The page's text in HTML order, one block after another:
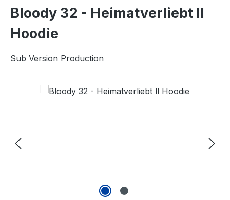
Bloody 32 - Heimatverliebt ll
Hoodie
Sub Version Production